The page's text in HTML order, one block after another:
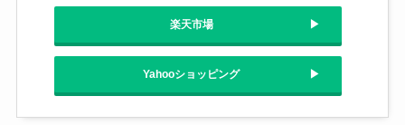
楽天市場
Yahooショッピング